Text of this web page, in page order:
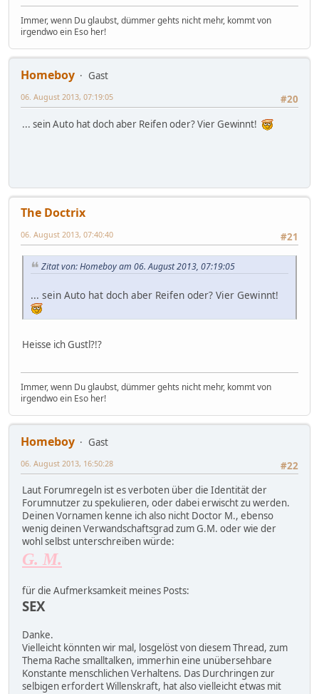
Immer, wenn Du glaubst, dümmer gehts nicht mehr, kommt von
irgendwo ein Eso her!
Homeboy
Gast
#20
06. August 2013, 07:19:05
... sein Auto hat doch aber Reifen oder? Vier Gewinnt!
The Doctrix
#21
06. August 2013, 07:40:40
Zitat von: Homeboy am 06. August 2013, 07:19:05
... sein Auto hat doch aber Reifen oder? Vier Gewinnt!
Heisse ich Gustl?!?
Immer, wenn Du glaubst, dümmer gehts nicht mehr, kommt von
irgendwo ein Eso her!
Homeboy
Gast
#22
06. August 2013, 16:50:28
Laut Forumregeln ist es verboten über die Identität der
Forumnutzer zu spekulieren, oder dabei erwischt zu werden.
Deinen Vornamen kenne ich also nicht Doctor M., ebenso
wenig deinen Verwandschaftsgrad zum G.M. oder wie der
wohl selbst unterschreiben würde:
G. M.
für die Aufmerksamkeit meines Posts:
SEX
Danke.
Vielleicht könnten wir mal, losgelöst von diesem Thread, zum
Thema Rache smalltalken, immerhin eine unübersehbare
Konstante menschlichen Verhaltens. Das Durchringen zur
selbigen erfordert Willenskraft, hat also vielleicht etwas mit